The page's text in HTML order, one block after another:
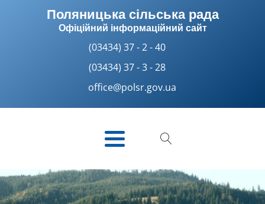
Поляницька сільська рада
Офіційний інформаційний сайт
(03434) 37 - 2 - 40
(03434) 37 - 3 - 28
office@polsr.gov.ua